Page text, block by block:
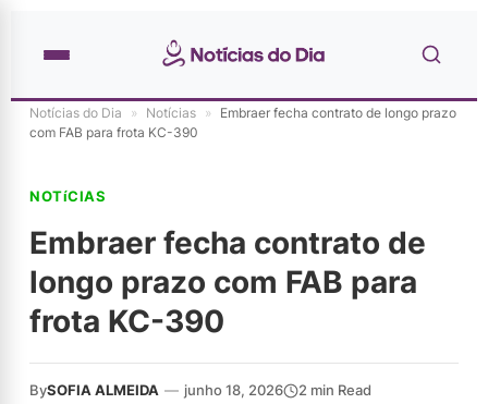
Notícias do Dia » Notícias » Embraer fecha contrato de longo prazo
com FAB para frota KC-390
NOTíCIAS
Embraer fecha contrato de
longo prazo com FAB para
frota KC-390
BySOFIA ALMEIDA — junho 18, 2026 2 min Read